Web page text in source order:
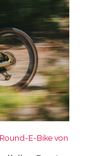
E-Bike von